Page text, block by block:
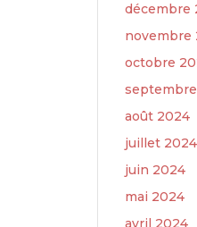
décembre
novembre
octobre
août 2024
juillet 2024
juin 2024
mai 2024
avril 2024